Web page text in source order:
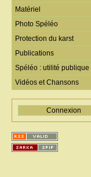
Matériel
Photo Spéléo
Protection du karst
Publications
Spéléo : utilité publique
Vidéos et Chansons
Connexion